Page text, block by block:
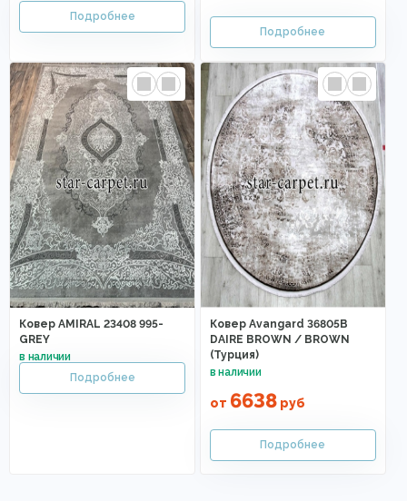
Ковер AMIRAL 23408 995-
GREY
Ковер Avangard 36805B
DAIRE BROWN / BROWN
(Турция)
от 6638руб